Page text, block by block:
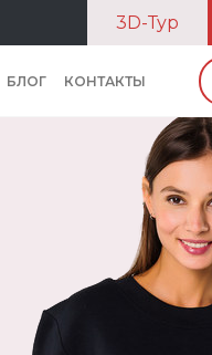
3D-Тур
БЛОГ КОНТАКТЫ